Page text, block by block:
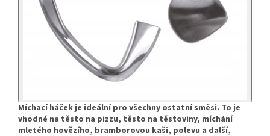
Míchací háček je ideální pro všechny ostatní směsi. To je
vhodné na těsto na pizzu, těsto na těstoviny, míchání
mletého hovězího, bramborovou kaši, polevu a další,